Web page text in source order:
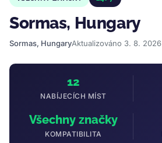
Sormas, Hungary
Sormas, HungaryAktualizováno 3. 8. 2026
12
NABÍJECÍCH MÍST
Všechny značky
KOMPATIBILITA